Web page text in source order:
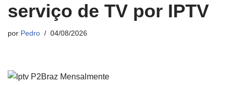
serviço de TV por IPTV
por Pedro 04/08/2026